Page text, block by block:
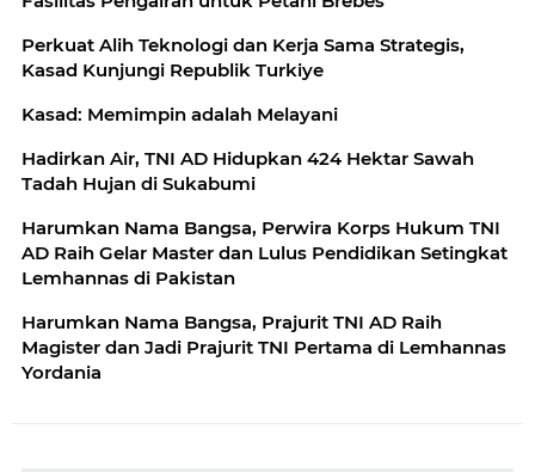
Perkuat Alih Teknologi dan Kerja Sama Strategis,
Kasad Kunjungi Republik Turkiye
Kasad: Memimpin adalah Melayani
Hadirkan Air, TNI AD Hidupkan 424 Hektar Sawah
Tadah Hujan di Sukabumi
Harumkan Nama Bangsa, Perwira Korps Hukum TNI
AD Raih Gelar Master dan Lulus Pendidikan Setingkat
Lemhannas di Pakistan
Harumkan Nama Bangsa, Prajurit TNI AD Raih
Magister dan Jadi Prajurit TNI Pertama di Lemhannas
Yordania